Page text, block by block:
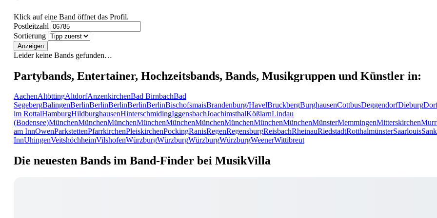
Klick auf eine Band öffnet das Profil.
Postleitzahl
Sortierung
Anzeigen
Leider keine Bands gefunden…
Partybands, Entertainer, Hochzeitsbands, Bands, Musikgruppen und Künstler in:
AachenAltöttingAltdorfAnzenkirchenBad BirnbachBad
SegebergBalingenBerlinBerlinBerlinBerlinBerlinBischofsmaisBrandenburg/HavelBruckbergBurghausenCottbusDeggendorfDieburg
im RottalHamburgHildburghausenHinterschmidingIggensbachJoachimsthalKößlarnLindau
(Bodensee)MünchenMünchenMünchenMünchenMünchenMünchenMünchenMünchenMünchenMünsterMemmingenMitterskirchen
am InnOwenParkstettenPfarrkirchenPleiskirchenPockingRanisRegenRegensburgReisbachRheinauRiedstadtRotthalmünsterSaarlouis
InnUhingenVeitshöchheimVilshofenWürzburgWürzburgWürzburgWürzburgWeenerWittibreut
Die neuesten Bands im Band-Finder bei MusikVilla